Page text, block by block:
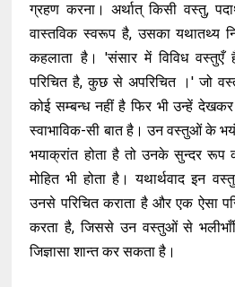
ग्रहण करना। अर्थात् किसी वस्तु,
वास्तविक स्वरूप है, उसका यथातथ्य
कहलाता है। 'संसार में विविध
परिचित है, कुछ से अपरिचित ।' जो
कोई सम्बन्ध नहीं है फिर भी उन्हें
स्वाभाविक-सी बात है। उन वस्तुओं के
भयाक्रांत होता है तो उनके सुन्दर
मोहित भी होता है। यथार्थवाद इन
उनसे परिचित कराता है और एक ऐसा
करता है, जिससे उन वस्तुओं से
जिज्ञासा शान्त कर सकता है।